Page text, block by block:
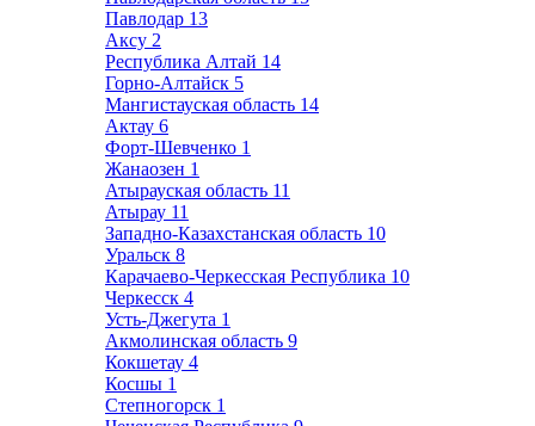
Павлодар 13
Аксу 2
Республика Алтай 14
Горно-Алтайск 5
Мангистауская область 14
Актау 6
Форт-Шевченко 1
Жанаозен 1
Атырауская область 11
Атырау 11
Западно-Казахстанская область 10
Уральск 8
Карачаево-Черкесская Республика 10
Черкесск 4
Усть-Джегута 1
Акмолинская область 9
Кокшетау 4
Косшы 1
Степногорск 1